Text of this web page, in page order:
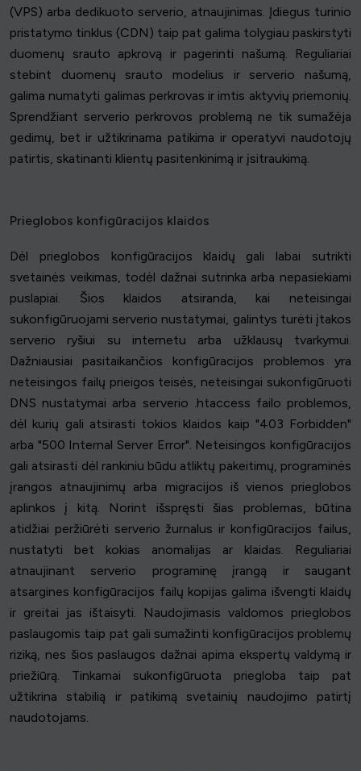
(VPS) arba dedikuoto serverio, atnaujinimas. Įdiegus turinio
pristatymo tinklus (CDN) taip pat galima tolygiau paskirstyti
duomenų srauto apkrovą ir pagerinti našumą. Reguliariai
stebint duomenų srauto modelius ir serverio našumą,
galima numatyti galimas perkrovas ir imtis aktyvių priemonių.
Sprendžiant serverio perkrovos problemą ne tik sumažėja
gedimų, bet ir užtikrinama patikima ir operatyvi naudotojų
patirtis, skatinanti klientų pasitenkinimą ir įsitraukimą.
Prieglobos konfigūracijos klaidos
Dėl prieglobos konfigūracijos klaidų gali labai sutrikti
svetainės veikimas, todėl dažnai sutrinka arba nepasiekiami
puslapiai. Šios klaidos atsiranda, kai neteisingai
sukonfigūruojami serverio nustatymai, galintys turėti įtakos
serverio ryšiui su internetu arba užklausų tvarkymui.
Dažniausiai pasitaikančios konfigūracijos problemos yra
neteisingos failų prieigos teisės, neteisingai sukonfigūruoti
DNS nustatymai arba serverio .htaccess failo problemos,
dėl kurių gali atsirasti tokios klaidos kaip "403 Forbidden"
arba "500 Internal Server Error". Neteisingos konfigūracijos
gali atsirasti dėl rankiniu būdu atliktų pakeitimų, programinės
įrangos atnaujinimų arba migracijos iš vienos prieglobos
aplinkos į kitą. Norint išspręsti šias problemas, būtina
atidžiai peržiūrėti serverio žurnalus ir konfigūracijos failus,
nustatyti bet kokias anomalijas ar klaidas. Reguliariai
atnaujinant serverio programinę įrangą ir saugant
atsargines konfigūracijos failų kopijas galima išvengti klaidų
ir greitai jas ištaisyti. Naudojimasis valdomos prieglobos
paslaugomis taip pat gali sumažinti konfigūracijos problemų
riziką, nes šios paslaugos dažnai apima ekspertų valdymą ir
priežiūrą. Tinkamai sukonfigūruota priegloba taip pat
užtikrina stabilią ir patikimą svetainių naudojimo patirtį
naudotojams.